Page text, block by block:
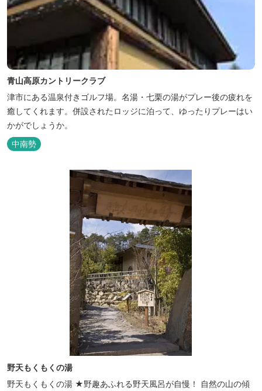
青山高原カントリークラブ
津市にある温泉付きゴルフ場。名湯・七栗の湯がプレー後の疲れを
癒してくれます。併設されたロッジに泊って、ゆったりプレーはい
かがでしょうか。
中南勢
野天もくもくの湯
野天もくもくの湯 ★野趣あふれる野天風呂が自慢！ 自然の山の傾